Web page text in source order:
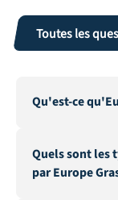
Toutes les
Qu'est-ce
Quels sont les
par Europe